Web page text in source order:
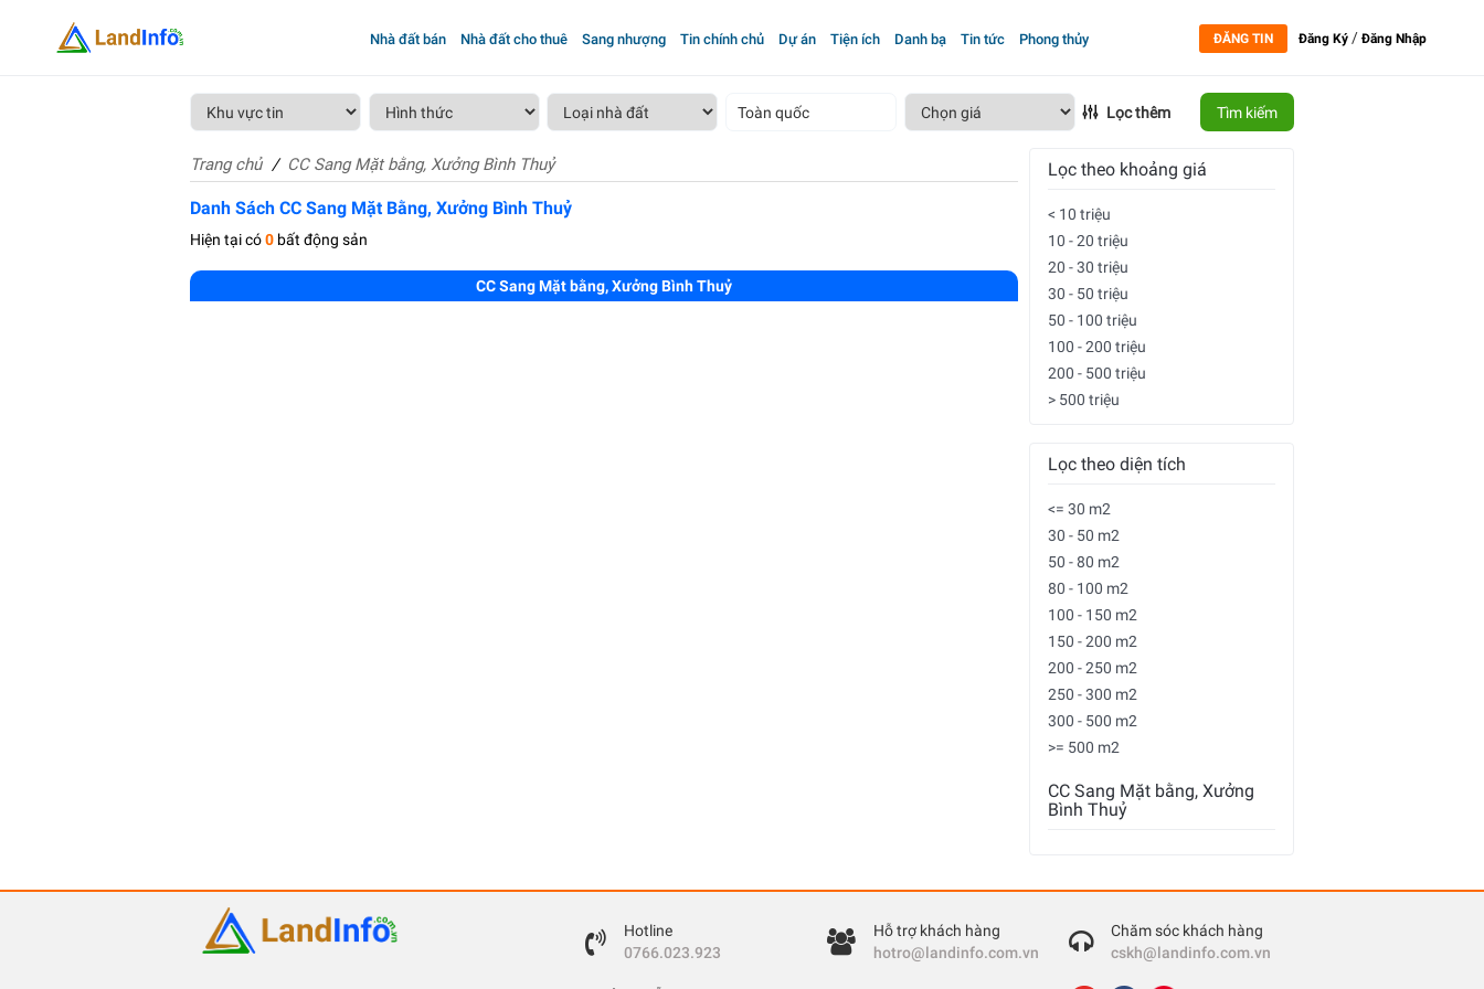
Nhà đất bán Nhà đất cho thuê Sang nhượng Tin chính chủ Dự án Tiện ích Danh bạ Tin tức Phong thủy ĐĂNG TIN Đăng Ký /Đăng Nhập
Toàn quốc Lọc thêm Tìm kiếm
Trang chủ CC Sang Mặt bằng, Xưởng Bình Thuỷ
Danh Sách CC Sang Mặt Bằng, Xưởng Bình Thuỷ
Hiện tại có0 bất động sản
CC Sang Mặt bằng, Xưởng Bình Thuỷ
Lọc theo khoảng giá
< 10 triệu
10 - 20 triệu
20 - 30 triệu
30 - 50 triệu
50 - 100 triệu
100 - 200 triệu
200 - 500 triệu
> 500 triệu
Lọc theo diện tích
<= 30 m2
30 - 50 m2
50 - 80 m2
80 - 100 m2
100 - 150 m2
150 - 200 m2
200 - 250 m2
250 - 300 m2
300 - 500 m2
>= 500 m2
CC Sang Mặt bằng, Xưởng
Bình Thuỷ
Hotline
0766.023.923
Hỗ trợ khách hàng
hotro@landinfo.com.vn
Chăm sóc khách hàng
cskh@landinfo.com.vn